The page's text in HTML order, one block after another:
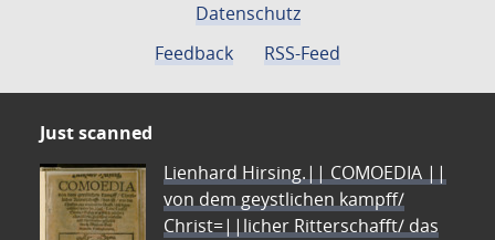
Datenschutz
Feedback
RSS-Feed
Just scanned
Lienhard Hirsing.|| COMOEDIA ||
von dem geystlichen kampff/
Christ=||licher Ritterschafft/ das